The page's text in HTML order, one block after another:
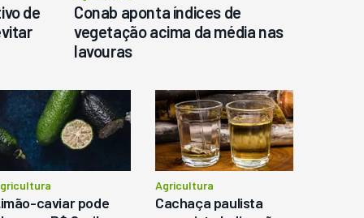
de
Conab aponta índices de
vegetação acima da média nas
lavouras
caviar pode
Agricultura
Cachaça paulista